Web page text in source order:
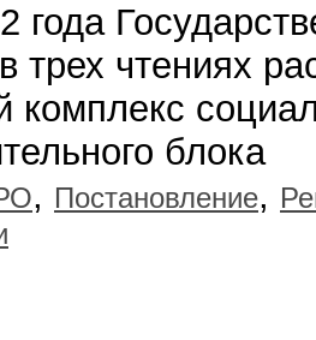
года
трех чтениях
комплекс
блока
, Постановление,